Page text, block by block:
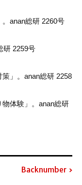
anan総研 2260号
研 2259号
」。anan総研 2258
体験」。anan総研
Backnumber